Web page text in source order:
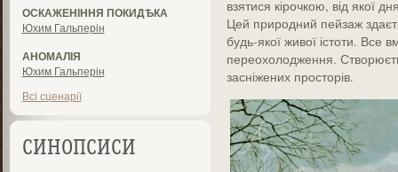
ОСКАЖЕНІННЯ ПОКИДѢКА
Юхим Гальперін
АНОМАЛІЯ
Юхим Гальперін
Всі сценарії
СИНОПСИСИ
взятися кірочкою, від якої
Цей природний пейзаж
будь-якої живої істоти. Все
переохолодження.
засніжених просторів.